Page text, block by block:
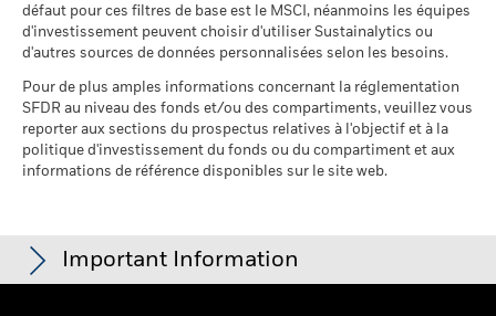
Fonds dans le groupe de
pairs
au 17/juil./2026
5 521
% de couverture MSCI
Weighted Average Carbon
Intensity
au 17/juil./2026
97,13
du fonds peuvent parfois différer des Notations de fonds ESG
MSCI.
est indiquée ci-dessus, pour le charbon thermique et les
sables bitumineux, est calculée et déclarée pour les
entreprises qui tirent plus de 5 % de leurs revenus du
charbon thermique ou des sables bitumineux, tel que défini
par MSCI ESG Research. L’exposition aux entreprises qui
génèrent des revenus à partir du charbon thermique ou des
sables bitumineux (à un seuil de revenus de 0 %), telle que
définie par MSCI ESG Research, se répartit comme suit :
Les indicateurs de participation aux secteurs d'activité sont
calculés par BlackRock à l’aide des données de MSCI ESG
défaut pour ces filtres de base est le MSCI, néanmoins les équipes
d'investissement peuvent choisir d'utiliser Sustainalytics ou
d'autres sources de données personnalisées selon les besoins.
Pour de plus amples informations concernant la réglementation
SFDR au niveau des fonds et/ou des compartiments, veuillez vous
reporter aux sections du prospectus relatives à l'objectif et à la
politique d'investissement du fonds ou du compartiment et aux
informations de référence disponibles sur le site web.
Important Information